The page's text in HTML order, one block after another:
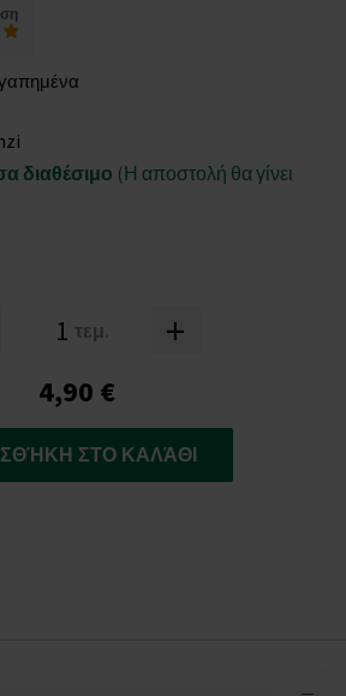
διαθέσιμο (Η αποστολή θα γίνει
τεμ. +
4,90 €
ΣΤΟ ΚΑΛΆΘΙ